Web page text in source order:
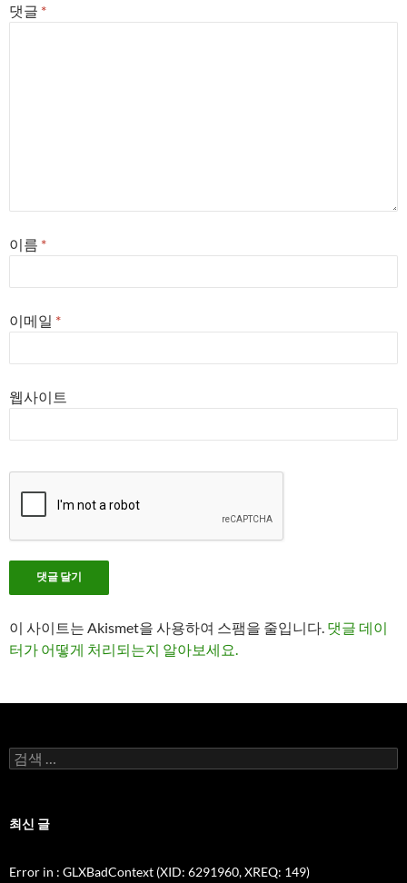
댓글 *
이름 *
이메일 *
웹사이트
이 사이트는 Akismet을 사용하여 스팸을 줄입니다. 댓글 데이
터가 어떻게 처리되는지 알아보세요.
검
색:
최신 글
Error in : GLXBadContext (XID: 6291960, XREQ: 149)